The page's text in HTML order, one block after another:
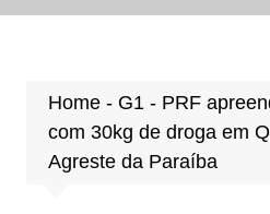
Home- G1 - PRF
com 30kg de droga em
Agreste da Paraíba